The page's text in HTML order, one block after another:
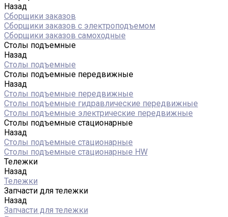
Назад
Сборщики заказов
Сборщики заказов с электроподъемом
Сборщики заказов самоходные
Столы подъемные
Назад
Столы подъемные
Столы подъемные передвижные
Назад
Столы подъемные передвижные
Столы подъемные гидравлические передвижные
Столы подъемные электрические передвижные
Столы подъемные стационарные
Назад
Столы подъемные стационарные
Столы подъемные стационарные HW
Тележки
Назад
Тележки
Запчасти для тележки
Назад
Запчасти для тележки